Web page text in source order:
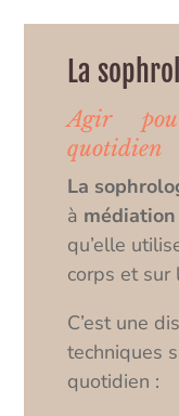
La
Agir
quotidien
La
à
qu’elle
corps et sur
C’est une
techniques
quotidien :